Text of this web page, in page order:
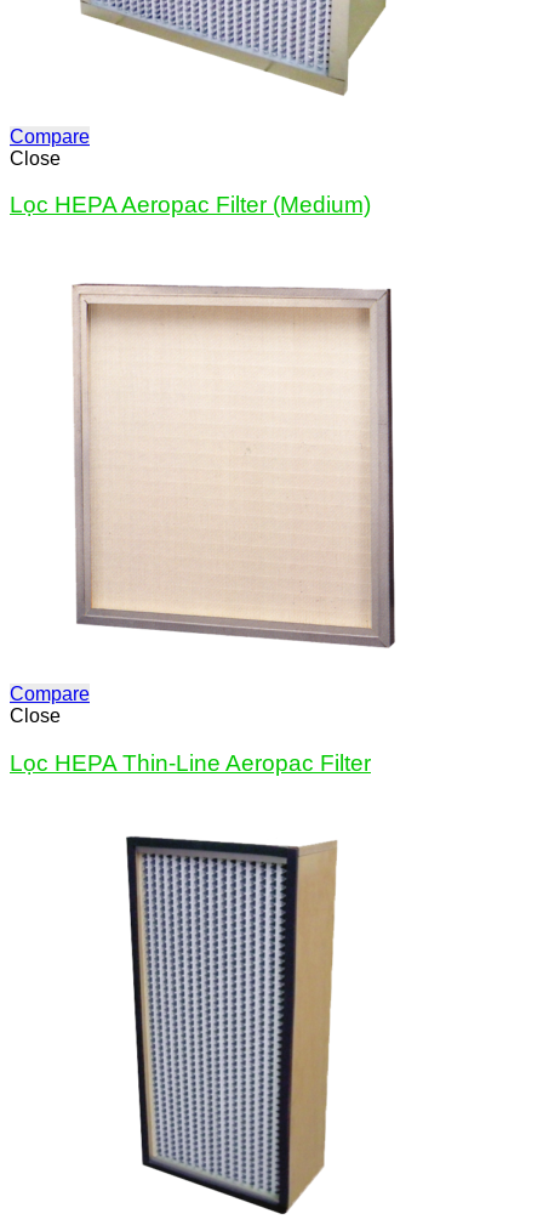
Compare
Close
Lọc HEPA Aeropac Filter (Medium)
Compare
Close
Lọc HEPA Thin-Line Aeropac Filter